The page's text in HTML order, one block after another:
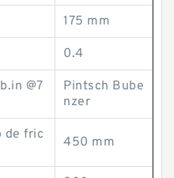
175 mm
0.4
@7
Pintsch Bube
nzer
de fric
450 mm